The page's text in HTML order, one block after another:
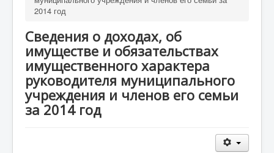
2014 год
Сведения о доходах, об
имуществе и обязательствах
имущественного характера
руководителя муниципального
учреждения и членов его семьи
за 2014 год